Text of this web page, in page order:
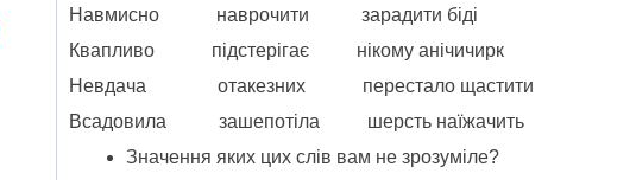
Навмисно наврочити зарадити біді
Квапливо підстерігає нікому анічичирк
Невдача отакезних перестало щастити
Всадовила зашепотіла шерсть наїжачить
Значення яких цих слів вам не зрозуміле?